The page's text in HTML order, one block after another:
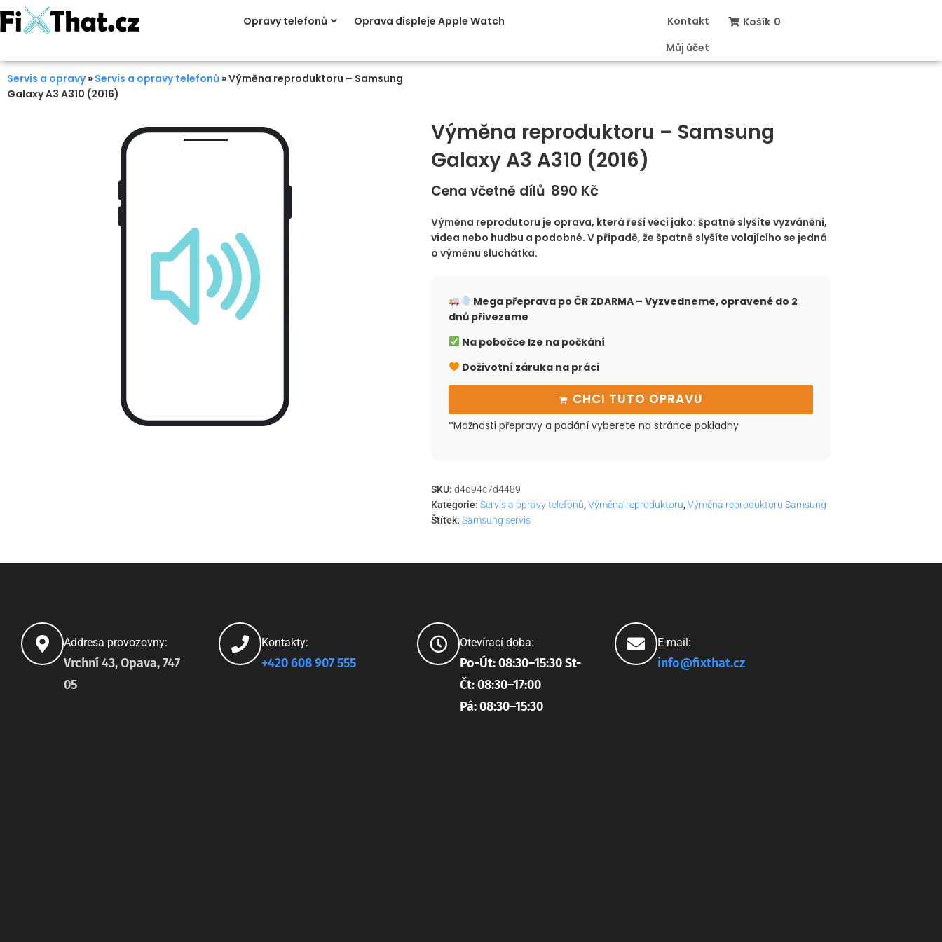
Opravy telefonů Oprava displeje Apple Watch
Kontakt
Můj účet
Košík 0
Servis a opravy» Servis a opravy telefonů »Výměna reproduktoru – Samsung
Galaxy A3 A310 (2016)
Výměna reproduktoru – Samsung
Galaxy A3 A310 (2016)
Cena včetně dílů 890 Kč
Výměna reprodutoru je oprava, která řeší věci jako: špatně slyšíte vyzvánění,
videa nebo hudbu a podobné. V případě, že špatně slyšíte volajícího se jedná
o výměnu sluchátka.
Mega přeprava po ČRZDARMA – Vyzvedneme, opravené do 2
dnů přivezeme
Na pobočce lze na počkání
Doživotní záruka na práci
CHCI TUTO OPRAVU
*Možnosti přepravy a podání vyberete na stránce pokladny
SKU: d4d94c7d4489
Kategorie: Servis a opravy telefonů,Výměna reproduktoru,Výměna reproduktoru Samsung
Štítek: Samsung servis
Addresa provozovny:
Vrchní 43, Opava, 747
05
Kontakty:
+420 608 907 555
Otevírací doba:
Po-Út: 08:30–15:30 St-
Čt: 08:30–17:00
Pá: 08:30–15:30
E-mail:
info@fixthat.cz